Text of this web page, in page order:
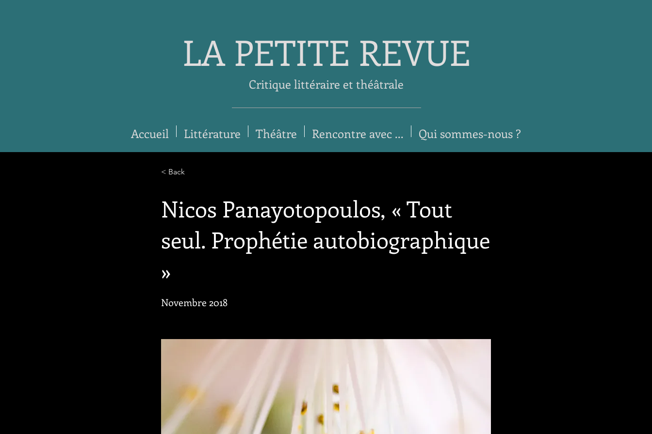
LA PETITE REVUE
Critique littéraire et théâtrale
Accueil Littérature Théâtre Rencontre avec ... Qui sommes-nous ?
< Back
Nicos Panayotopoulos, « Tout
seul. Prophétie autobiographique
»
Novembre 2018